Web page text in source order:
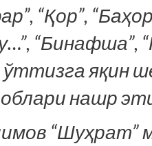
“Қор”,
“Бинафша”,
ўттизга яқин
нашр
“Шуҳрат”